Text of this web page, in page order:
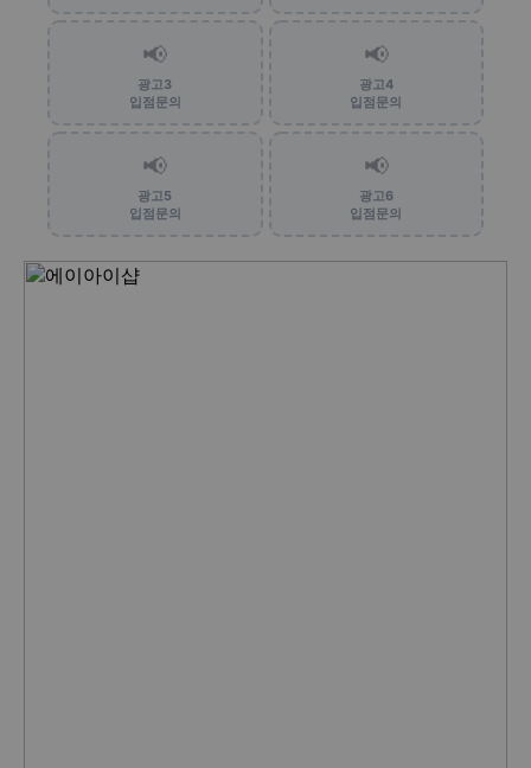
📢
광고3
입점문의
📢
광고4
입점문의
📢
광고5
입점문의
📢
광고6
입점문의